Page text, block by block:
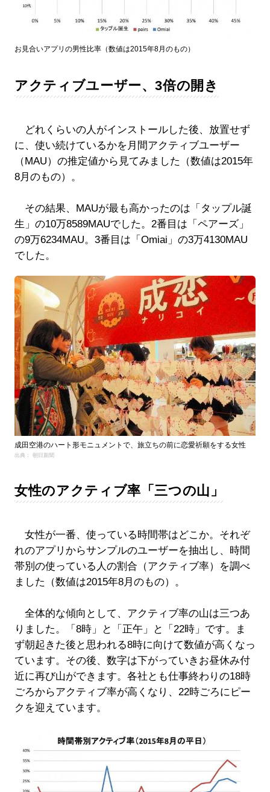
お見合いアプリの男性比率（数値は2015年8月のもの）
アクティブユーザー、3倍の開き
どれくらいの人がインストールした後、放置せず
に、使い続けているかを月間アクティブユーザー
（MAU）の推定値から見てみました（数値は2015年
8月のもの）。
その結果、MAUが最も高かったのは「タップル誕
生」の10万8589MAUでした。2番目は「ペアーズ」
の9万6234MAU。3番目は「Omiai」の3万4130MAU
でした。
成田空港のハート形モニュメントで、旅立ちの前に恋愛祈願をする女性
出典： 朝日新聞
女性のアクティブ率「三つの山」
女性が一番、使っている時間帯はどこか。それぞ
れのアプリからサンプルのユーザーを抽出し、時間
帯別の使っている人の割合（アクティブ率）を調べ
ました（数値は2015年8月のもの）。
全体的な傾向として、アクティブ率の山は三つあ
りました。「8時」と「正午」と「22時」です。ま
ず朝起きた後と思われる8時に向けて数値が高くなっ
ています。その後、数字は下がっていきお昼休み付
近に再び山ができます。各社とも仕事終わりの18時
ごろからアクティブ率が高くなり、22時ごろにピー
クを迎えています。